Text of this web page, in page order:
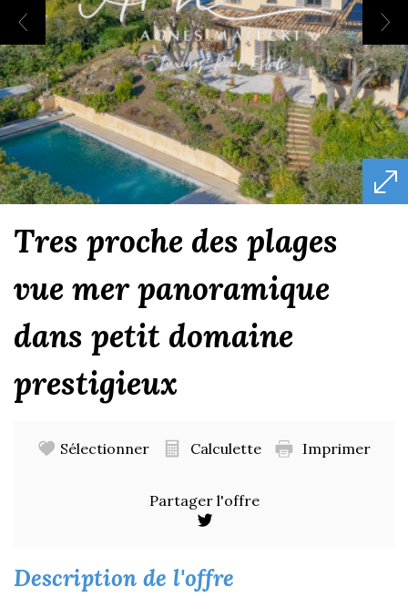
tres proche des plages
vue mer panoramique
dans petit domaine
prestigieux
Sélectionner Calculette Imprimer
Partager l'offre
description de l'offre